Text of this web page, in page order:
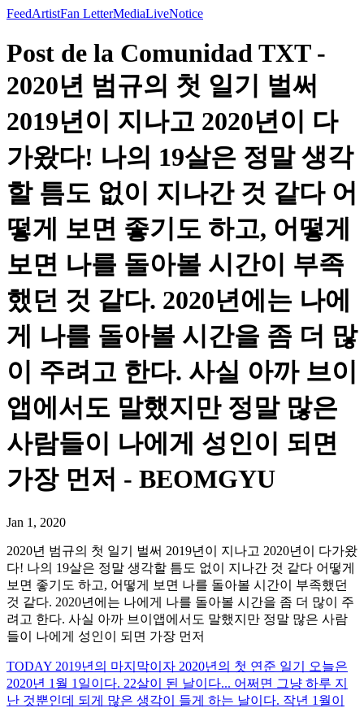
FeedArtistFan LetterMediaLiveNotice
Post de la Comunidad TXT -
2020년 범규의 첫 일기 벌써
2019년이 지나고 2020년이 다
가왔다! 나의 19살은 정말 생각
할 틈도 없이 지나간 것 같다 어
떻게 보면 좋기도 하고, 어떻게
보면 나를 돌아볼 시간이 부족
했던 것 같다. 2020년에는 나에
게 나를 돌아볼 시간을 좀 더 많
이 주려고 한다. 사실 아까 브이
앱에서도 말했지만 정말 많은
사람들이 나에게 성인이 되면
가장 먼저 - BEOMGYU
Jan 1, 2020
2020년 범규의 첫 일기 벌써 2019년이 지나고 2020년이 다가왔
다! 나의 19살은 정말 생각할 틈도 없이 지나간 것 같다 어떻게
보면 좋기도 하고, 어떻게 보면 나를 돌아볼 시간이 부족했던
것 같다. 2020년에는 나에게 나를 돌아볼 시간을 좀 더 많이 주
려고 한다. 사실 아까 브이앱에서도 말했지만 정말 많은 사람
들이 나에게 성인이 되면 가장 먼저
TODAY 2019년의 마지막이자 2020년의 첫 연준 일기 오늘은
2020년 1월 1일이다. 22살이 된 날이다... 어쩌면 그냥 하루 지
난 것뿐인데 되게 많은 생각이 들게 하는 날이다. 작년 1월이